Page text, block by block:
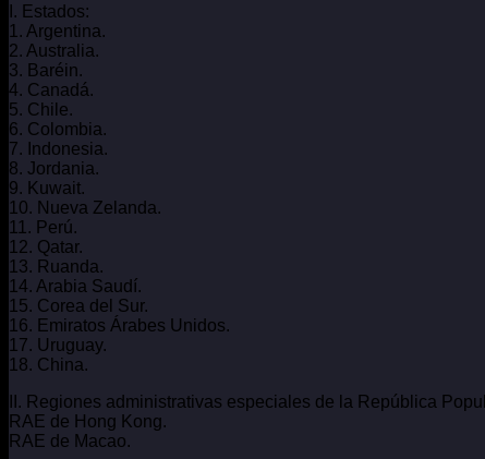
I. Estados:
1. Argentina.
2. Australia.
3. Baréin.
4. Canadá.
5. Chile.
6. Colombia.
7. Indonesia.
8. Jordania.
9. Kuwait.
10. Nueva Zelanda.
11. Perú.
12. Qatar.
13. Ruanda.
14. Arabia Saudí.
15. Corea del Sur.
16. Emiratos Árabes Unidos.
17. Uruguay.
18. China.
II. Regiones administrativas especiales de la República
RAE de Hong Kong.
RAE de Macao.